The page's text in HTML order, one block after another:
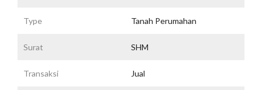
Type Tanah Perumahan
Surat SHM
Transaksi Jual